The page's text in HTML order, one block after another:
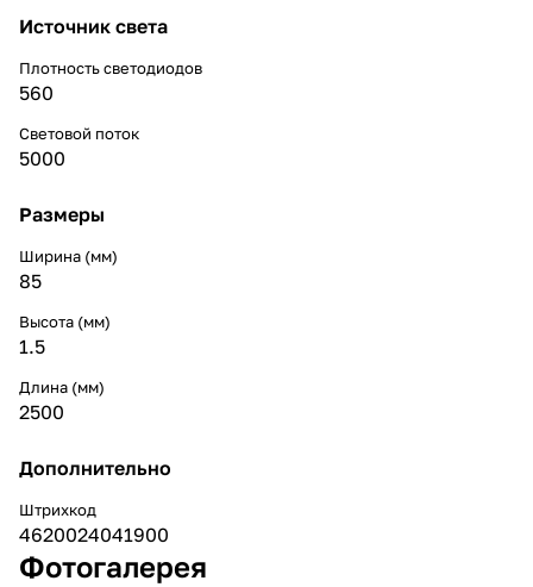
Источник света
Плотность светодиодов
560
Световой поток
5000
Размеры
Ширина (мм)
85
Высота (мм)
1.5
Длина (мм)
2500
Дополнительно
Штрихкод
4620024041900
Фотогалерея